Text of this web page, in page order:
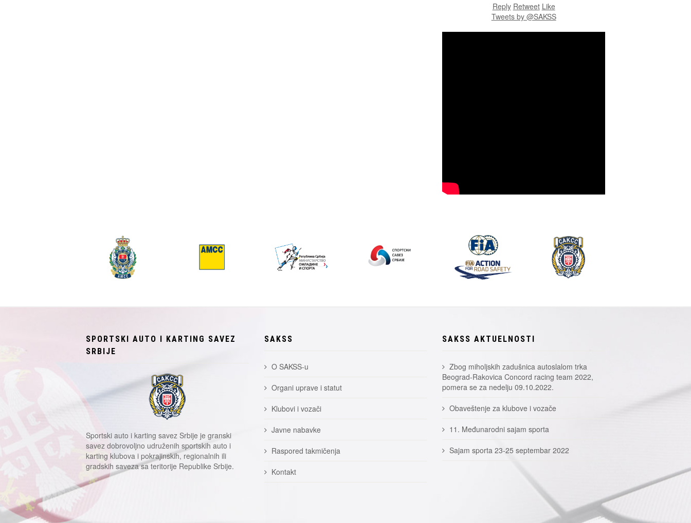
Reply Retweet Like
Tweets by @SAKSS
SPORTSKI AUTO I KARTING SAVEZ
SRBIJE
Sportski auto i karting savez Srbije je granski
savez dobrovoljno udruženih sportskih auto i
karting klubova i pokrajinskih, regionalnih ili
gradskih saveza sa teritorije Republike Srbije.
SAKSS
O SAKSS-u
Organi uprave i statut
Klubovi i vozači
Javne nabavke
Raspored takmičenja
Kontakt
SAKSS AKTUELNOSTI
Zbog miholjskih zadušnica autoslalom trka
Beograd-Rakovica Concord racing team 2022,
pomera se za nedelju 09.10.2022.
Obaveštenje za klubove i vozače
11. Međunarodni sajam sporta
Sajam sporta 23-25 septembar 2022